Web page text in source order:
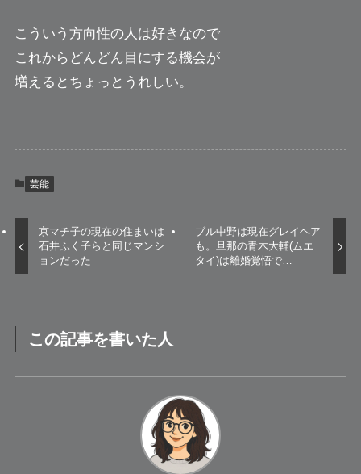
こういう方向性の人は好きなので
これからどんどん目にする機会が
増えるとちょっとうれしい。
芸能
京マチ子の現在の住まいは
石井ふく子らと同じマンシ
ョンだった
ブル中野は現在グレイヘア
も。旦那の青木大輔(ムエ
タイ)は離婚覚悟で…
この記事を書いた人